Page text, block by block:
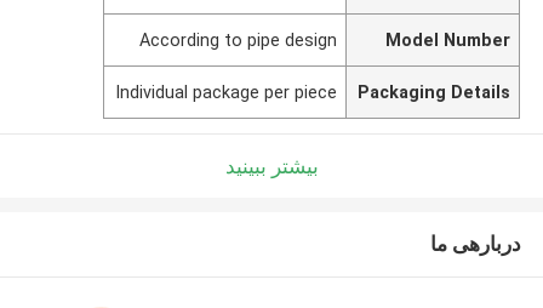
Model Number
According to pipe design
Packaging Details
Individual package per piece
بیشتر ببینید
دربارهی ما